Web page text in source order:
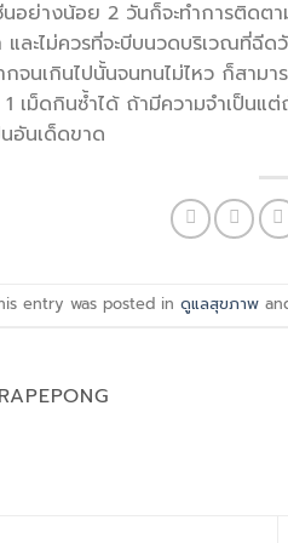
อย่างน้อย 2 วันก็จะทำการติดต
ละไม่ควรที่จะบีบนวดบริเวณที่ฉี
จนเกินไปนั้นจนทนไม่ไหว ก็สาม
เม็ดกินซ้ำได้ ถ้ามีความจำเป็น
อันเด็ดขาด
entry was posted inดูแลสุขภาพ